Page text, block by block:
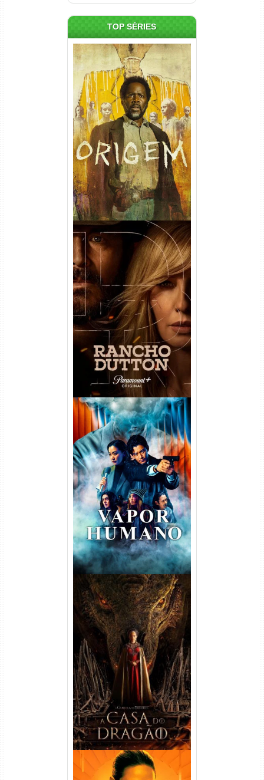
TOP SÉRIES
Origem 4ª Temporada Torrent
(2026) WEB-DL 1080p/4K
Dual Áudio
Rancho Dutton 1ª
Temporada Torrent (2026)
WEB-DL 1080p Dual Áudio
Vapor Humano 1ª Temporada
Torrent (2026) WEB-DL 1080p
Dual Áudio
A Casa do Dragão 1ª
Temporada Torrent (2022)
WEB-DL 720p/1080p Dual
Áudio